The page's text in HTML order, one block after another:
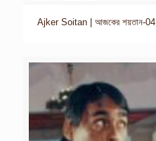
Ajker Soitan | আজকের শয়তান-04